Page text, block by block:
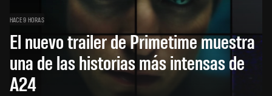
HACE 9 HORAS
El nuevo trailer de Primetime muestra
una de las historias más intensas de
A24